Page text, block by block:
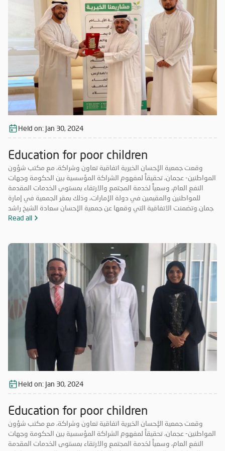
وفق إطار مؤسسي يتواءم مع الخطط الاستراتيجية للطرفين، إضافة إلى
المشاركة في التدريب وورش العمل المتبادلة، والنشر والترويج لكافة مبادرات
ومشاريع الجمعية بالتنسيق بين الجهتين. وتعد الاتفاقية جزءاً لا يتجزأ من
أهداف الجمعية، التي تسعى إلى التوسع والتعاون مع شركاء جدد؛ خدمة
للمشاريع الخيرية والإنسانية، التي تتبنها وتنفذها "الإحسان"؛ إذ إن التعاون مع
مكتب شؤون المواطنين-عجمان، يسهم في زيادة الزخم لمشروعات الجمعية،
وتعزيزها واستدامتها.كما تعزم الجمعية فتح آفاق جديدة مع مؤسسات
القطاعين العام والخاص، لتطوير العمل الخيري في دولة الإمارات، انسجاماً
مع نهج الدولة في الاعتناء بالأعمال الإنسانية وتنميتها، واتخاذها نهجاً قويماً
Held on: Jan 30, 2024
Education for poor children
وقعت جمعية الإحسان الخيرية اتفاقية تعاون وشراكة، مع مكتب شؤون
المواطنين- عجمان، تحقيقاً لمفهوم الشراكة المؤسسية بين الحكومة وجهات
النفع العام، وسعياً لخدمة المجتمع والارتقاء بمستوى الخدمات المقدمة
للمواطنين والمقيمين في دولة الإمارات، وذلك بمقر الجمعية في إمارة
عجمان.وتضمنت الاتفاقية التي وقعها عن جمعية الإحسان سعادة الشيخ راشد
بن محمد بن علي بن راشد النعيمي، المدير العام، وعن مكتب شؤون
يسهم في توحيد الجهود المشتركة لخدمة الصالح العام في إمارة عجمان،
وفق إطار مؤسسي يتواءم مع الخطط الاستراتيجية للطرفين، إضافة إلى
المشاركة في التدريب وورش العمل المتبادلة، والنشر والترويج لكافة مبادرات
ومشاريع الجمعية بالتنسيق بين الجهتين. وتعد الاتفاقية جزءاً لا يتجزأ من
أهداف الجمعية، التي تسعى إلى التوسع والتعاون مع شركاء جدد؛ خدمة
للمشاريع الخيرية والإنسانية، التي تتبنها وتنفذها "الإحسان"؛ إذ إن التعاون مع
مكتب شؤون المواطنين-عجمان، يسهم في زيادة الزخم لمشروعات الجمعية،
وتعزيزها واستدامتها.كما تعزم الجمعية فتح آفاق جديدة مع مؤسسات
القطاعين العام والخاص، لتطوير العمل الخيري في دولة الإمارات، انسجاماً
مع نهج الدولة في الاعتناء بالأعمال الإنسانية وتنميتها، واتخاذها نهجاً قويماً
Read all
Held on: Jan 30, 2024
Education for poor children
وقعت جمعية الإحسان الخيرية اتفاقية تعاون وشراكة، مع مكتب شؤون
المواطنين- عجمان، تحقيقاً لمفهوم الشراكة المؤسسية بين الحكومة وجهات
النفع العام، وسعياً لخدمة المجتمع والارتقاء بمستوى الخدمات المقدمة